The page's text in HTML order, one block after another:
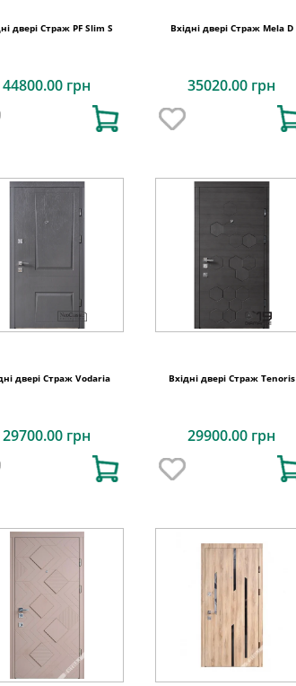
двері Страж PF Slim S
44800.00 грн
Вхідні двері Страж Mela D
35020.00 грн
двері Страж Vodaria
29700.00 грн
Вхідні двері Страж Tenoris
29900.00 грн